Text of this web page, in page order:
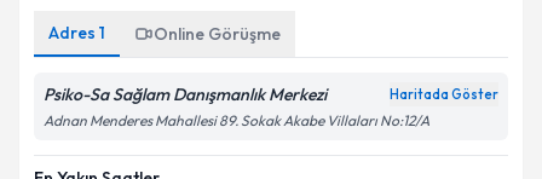
Adres 1 Online Görüşme
Psiko-Sa Sağlam Danışmanlık Merkezi Haritada Göster
Adnan Menderes Mahallesi 89. Sokak Akabe Villaları No:12/A